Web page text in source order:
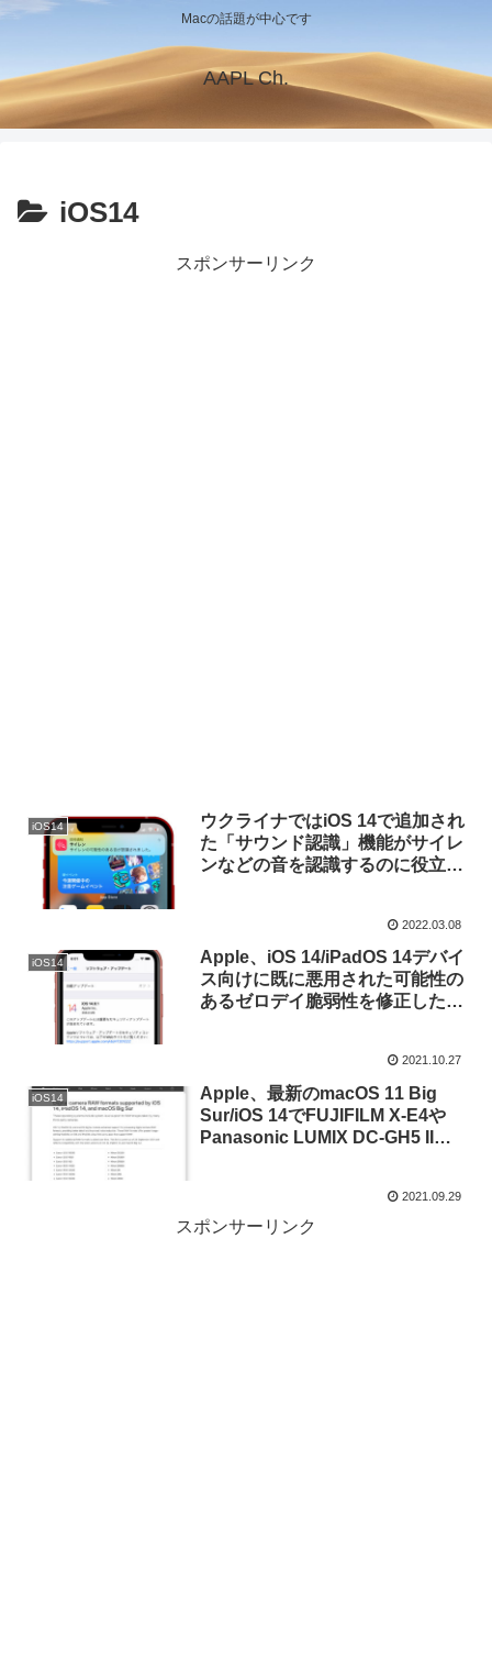
Macの話題が中心です
AAPL Ch.
iOS14
スポンサーリンク
iOS14
ウクライナではiOS 14で追加され
た「サウンド認識」機能がサイレ
ンなどの音を認識するのに役立っ
2022.03.08
iOS14
Apple、iOS 14/iPadOS 14デバイ
ス向けに既に悪用された可能性の
あるゼロデイ脆弱性を修正した
2021.10.27
iOS14
Apple、最新のmacOS 11 Big
Sur/iOS 14でFUJIFILM X-E4や
Panasonic LUMIX DC-GH5 IIな
2021.09.29
スポンサーリンク